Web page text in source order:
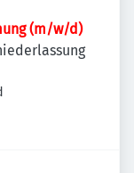
(m/w/d)